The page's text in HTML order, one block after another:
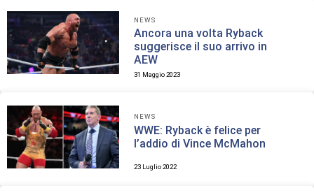
NEWS
Ancora una volta Ryback
suggerisce il suo arrivo in
AEW
31 Maggio 2023
NEWS
WWE: Ryback è felice per
l’addio di Vince McMahon
23 Luglio 2022